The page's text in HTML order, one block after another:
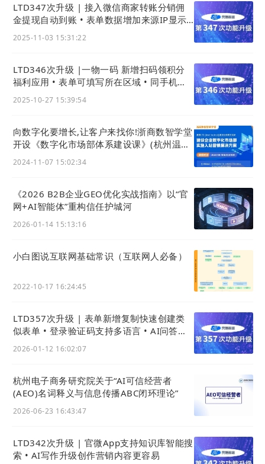
②：添加课程至目录中
专栏下的目录列表会自动统计专栏包含的课程数量以及
各个课程是否进行过试看和付费设置
③：鼠标双击“ 排序”列数字，修改目录以及目录中课程
的排序值，排序值高的显示在顶上
LTD347次升级 | 接入微信商家转账分销佣
金提现自动到账 • 表单数据增加来源IP显示 •
2025-11-03 15:31:22
LTD346次升级 |一物一码 新增扫码领积分
福利应用 • 表单可填写所在区域 • 同手机号
2025-10-27 15:39:54
向数字化要增长,让客户来找你!浙商数智学堂
开设《数字化市场部体系建设课》(杭州温州
2024-11-07 15:02:34
《2026 B2B企业GEO优化实战指南》以“官
网+AI智能体”重构信任护城河
2026-01-14 15:13:16
小白图说互联网基础常识（互联网人必备）
2022-10-17 16:24:45
LTD357次升级 | 表单新增复制快速创建类
似表单 • 登录验证码支持多语言 • AI问答可
2026-01-12 16:02:07
杭州电子商务研究院关于“AI可信经营者
(AEO)名词释义与信息传播ABC闭环理论”
2026-06-23 16:43:47
LTD342次升级 | 官微App支持知识库智能搜
索 • AI写作升级创作营销内容更容易